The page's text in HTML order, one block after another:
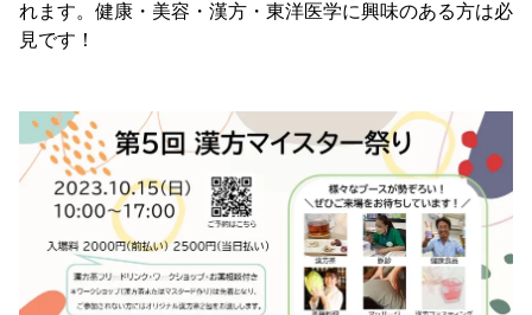
れます。健康・美容・漢方・東洋医学に興味のある方は必
見です！